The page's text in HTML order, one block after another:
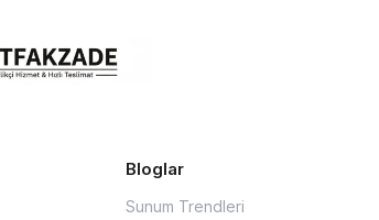
Bloglar
Sunum Trendleri